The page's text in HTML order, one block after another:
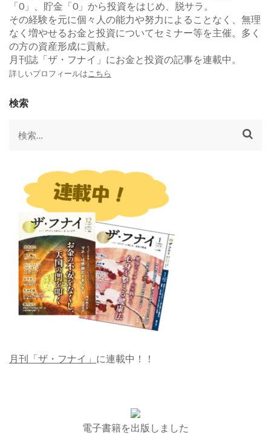
「0」、貯金「0」から投資をはじめ、脱サラ。
その経験を元に個々人の能力や努力によることなく、無理
なく増やせるお金と投資についてセミナー等を主催。多く
の方の資産形成に貢献。
月刊誌「ザ・フナイ」にお金と投資の記事を連載中。
詳しいプロフィールは こちら
検索
検
月刊「ザ・フナイ」 に連載中！！
電子書籍を出版しました